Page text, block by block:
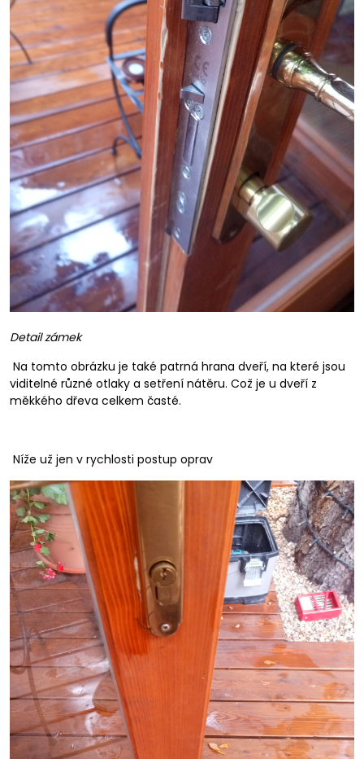
Detail zámek
Na tomto obrázku je také patrná hrana dveří, na které jsou
viditelné různé otlaky a setření nátěru. Což je u dveří z
měkkého dřeva celkem časté.
Níže už jen v rychlosti postup oprav